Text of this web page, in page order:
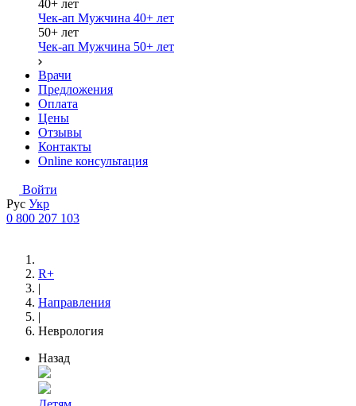
40+ лет
Чек-ап Мужчина 40+ лет
50+ лет
Чек-ап Мужчина 50+ лет
Врачи
Предложения
Оплата
Цены
Отзывы
Контакты
Online консультация
Войти
Рус Укр
0 800 207 103
R+
|
Направления
|
Неврология
Назад